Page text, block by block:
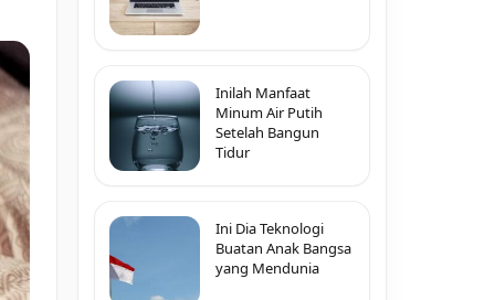
Inilah Manfaat
Minum Air Putih
Setelah Bangun
Tidur
Ini Dia Teknologi
Buatan Anak Bangsa
yang Mendunia